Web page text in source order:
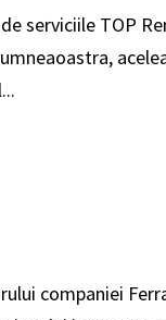
serviciile TOP
companiei